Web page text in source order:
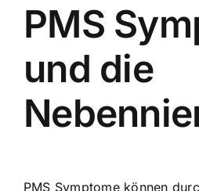
PMS
und die
PMS Symptome können